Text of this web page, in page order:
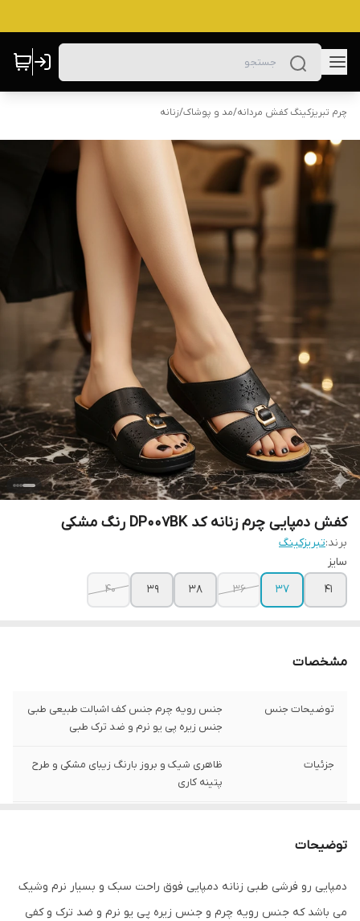
چرم تبریزکینگ کفش مردانه/مد و پوشاک/زنانه
کفش دمپایی چرم زنانه کد DP007BK رنگ مشکی
برند:تبریزکینگ
سایز
41
37
36
38
39
40
مشخصات
توضیحات جنس
جنس رویه چرم جنس کف اشبالت طبیعی طبی
جنس زیره پی یو نرم و ضد ترک طبی
جزئیات
ظاهری شیک و بروز بارنگ زیبای مشکی و طرح
پتینه کاری
توضیحات
دمپایی رو فرشی طبی زنانه دمپایی فوق راحت سبک و بسیار نرم وشیک
می باشد که جنس رویه چرم و جنس زیره پی یو نرم و ضد ترک و کفی